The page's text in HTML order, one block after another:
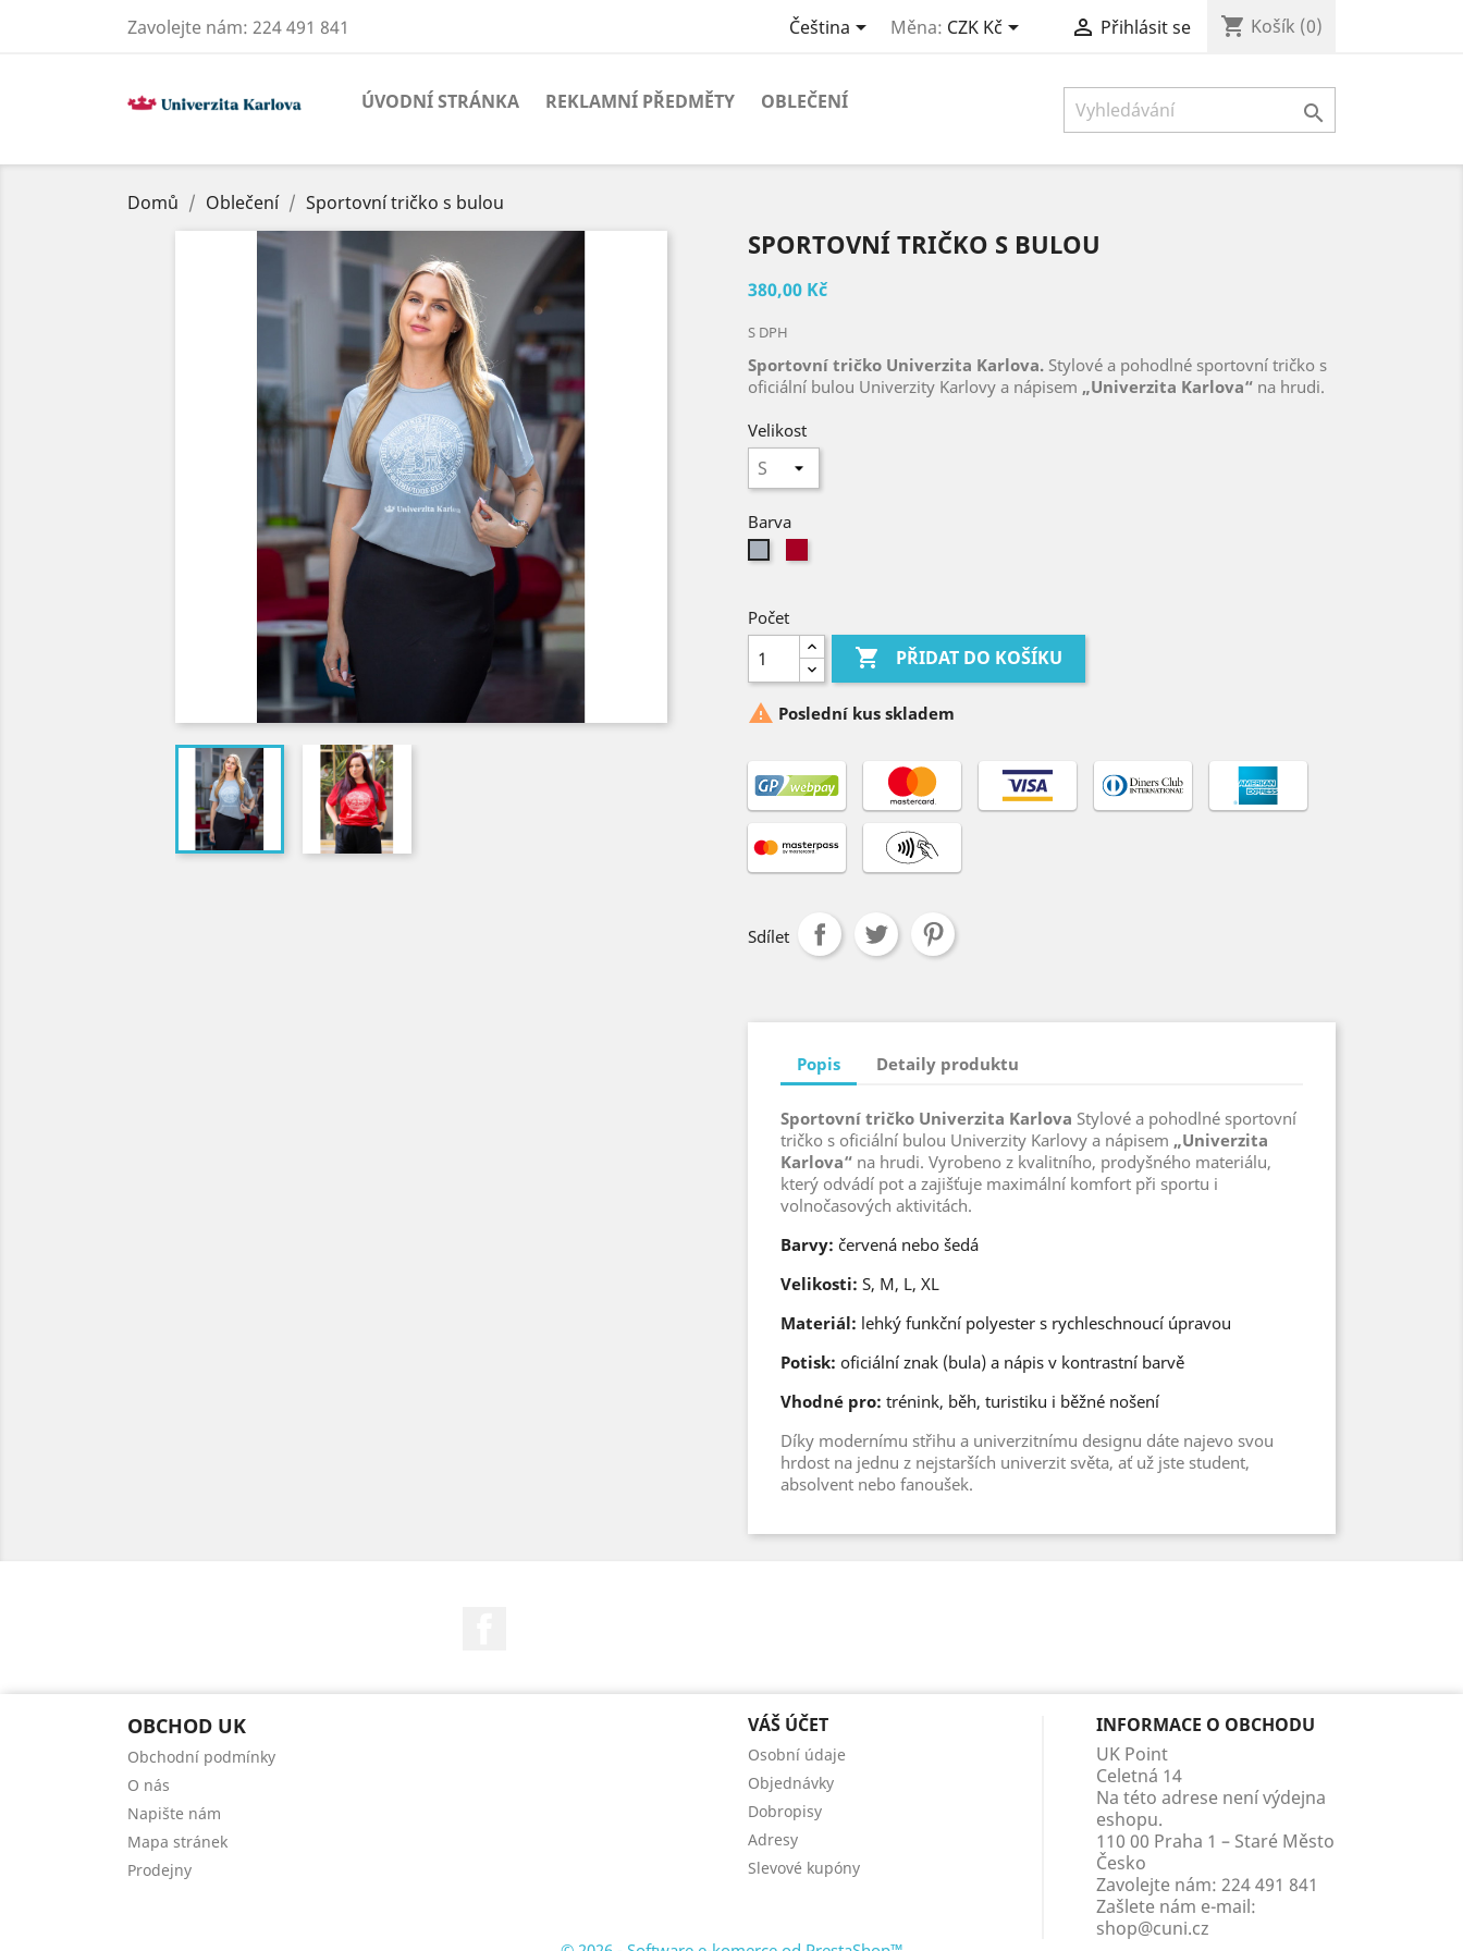
Zavolejte nám: 224 491 841 Čeština Měna: CZK Kč  Přihlásit se shopping_cart Košík (0)
ÚVODNÍ STRÁNKA REKLAMNÍ PŘEDMĚTY OBLEČENÍ 
Domů Oblečení Sportovní tričko s bulou
SPORTOVNÍ TRIČKO S BULOU
380,00 Kč
S DPH
Sportovní tričko Univerzita Karlova. Stylové a pohodlné sportovní tričko s
oficiální bulou Univerzity Karlovy a nápisem „Univerzita Karlova“ na hrudi.
Velikost
Barva
Počet
 PŘIDAT DO KOŠÍKU
 Poslední kus skladem
Sdílet
Popis Detaily produktu
Sportovní tričko Univerzita Karlova Stylové a pohodlné sportovní
tričko s oficiální bulou Univerzity Karlovy a nápisem „Univerzita
Karlova“ na hrudi. Vyrobeno z kvalitního, prodyšného materiálu,
který odvádí pot a zajišťuje maximální komfort při sportu i
volnočasových aktivitách.
Barvy: červená nebo šedá
Velikosti: S, M, L, XL
Materiál: lehký funkční polyester s rychleschnoucí úpravou
Potisk: oficiální znak (bula) a nápis v kontrastní barvě
Vhodné pro: trénink, běh, turistiku i běžné nošení
Díky modernímu střihu a univerzitnímu designu dáte najevo svou
hrdost na jednu z nejstarších univerzit světa, ať už jste student,
absolvent nebo fanoušek.
OBCHOD UK
Obchodní podmínky
O nás
Napište nám
Mapa stránek
Prodejny
VÁŠ ÚČET
Osobní údaje
Objednávky
Dobropisy
Adresy
Slevové kupóny
INFORMACE O OBCHODU
UK Point
Celetná 14
Na této adrese není výdejna
eshopu.
110 00 Praha 1 – Staré Město
Česko
Zavolejte nám: 224 491 841
Zašlete nám e-mail:
shop@cuni.cz